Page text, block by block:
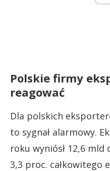
Polskie firmy
reagować
Dla polskich
to sygnał alarmowy.
roku wyniósł 12,6 mld
3,3 proc. całkowitego